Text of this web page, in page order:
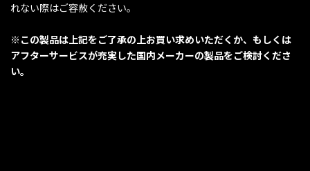
れない際はご容赦ください。
※この製品は上記をご了承の上お買い求めいただくか、もしくは
アフターサービスが充実した国内メーカーの製品をご検討くださ
い。